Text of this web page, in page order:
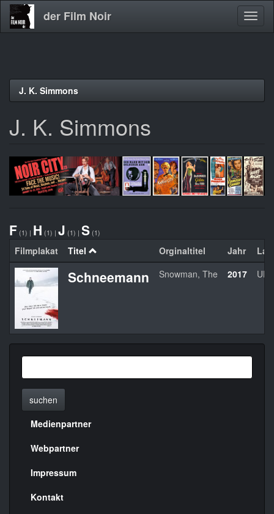
Direkt
der Film Noir
J. K. Simmons
J. K. Simmons
F (1) | H (1) | J (1) | S (1)
Filmplakat Titel Orginaltitel Jahr
Schneemann Snowman, The 2017 UK/
suchen
Menülinks
rechte
Seite
Medienpartner
Webpartner
Impressum
Kontakt